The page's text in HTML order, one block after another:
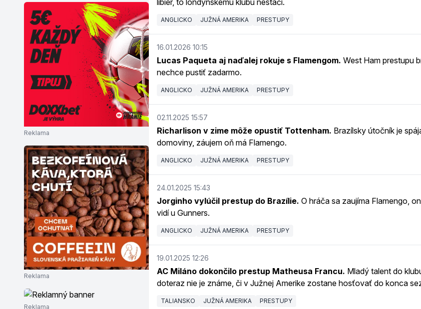
Reklama
Reklama
Reklama
libier, to londýnskemu klubu nestačí.
ANGLICKO JUŽNÁ AMERIKA PRESTUPY
16.01.2026 10:15
Lucas Paqueta aj naďalej rokuje s Flamengom. West Ham prestupu
nechce pustiť zadarmo.
ANGLICKO JUŽNÁ AMERIKA PRESTUPY
02.11.2025 15:57
Richarlison v zime môže opustiť Tottenham. Brazílsky útočník je
domoviny, záujem oň má Flamengo.
ANGLICKO JUŽNÁ AMERIKA PRESTUPY
24.01.2025 15:43
Jorginho vylúčil prestup do Brazílie. O hráča sa zaujíma Flamengo,
vidí u Gunners.
ANGLICKO JUŽNÁ AMERIKA PRESTUPY
19.01.2025 12:26
AC Miláno dokončilo prestup Matheusa Francu. Mladý talent do
doteraz nie je známe, či v Južnej Amerike zostane hosťovať do konca
TALIANSKO JUŽNÁ AMERIKA PRESTUPY